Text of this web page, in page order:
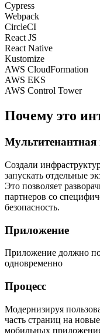
Cypress
Webpack
CircleCI
React JS
React Native
Kustomize
AWS CloudFormation
AWS EKS
AWS Control Tower
Почему это
Мультитенантная
Создали
запускать отдельные
Это позволяет
партнеров со
безопасность.
Приложение
Приложение должно
одновременно
Процесс
Модернизируя
часть страниц на
мобильных